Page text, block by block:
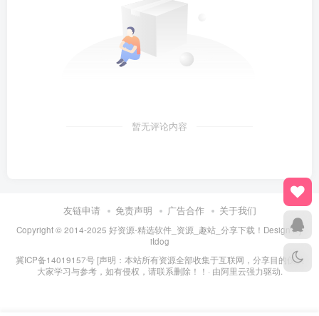
暂无评论内容
友链申请 免责声明 广告合作 关于我们
Copyright © 2014-2025 好资源-精选软件_资源_趣站_分享下载！Design By
itdog
冀ICP备14019157号[声明：本站所有资源全部收集于互联网，分享目的仅供
大家学习与参考，如有侵权，请联系删除！！· 由阿里云强力驱动.